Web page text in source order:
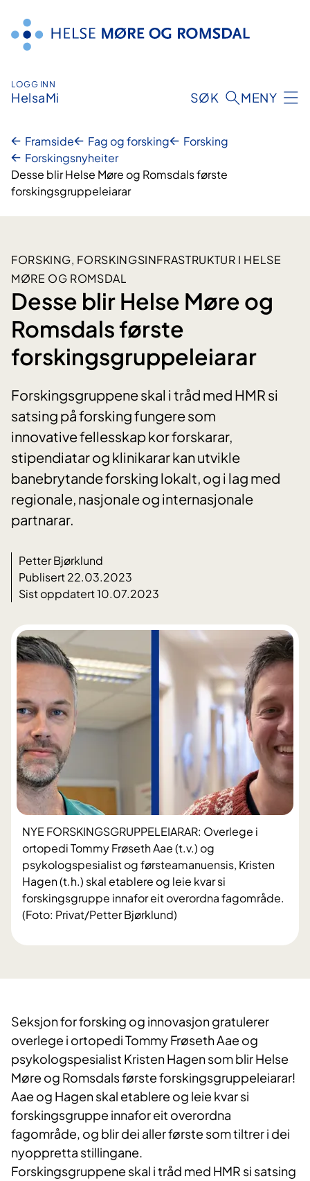
innhald
LOGG INN
HelsaMi SØK MENY
Framside Fag og forsking
Forsking
Forskingsnyheiter
Desse blir Helse Møre og Romsdals første
forskingsgruppeleiarar
FORSKING, FORSKINGSINFRASTRUKTUR I HELSE
MØRE OG ROMSDAL
Desse blir Helse Møre og
Romsdals første
forskingsgruppeleiarar
Forskingsgruppene skal i tråd med HMR si
satsing på forsking fungere som
innovative fellesskap kor forskarar,
stipendiatar og klinikarar kan utvikle
banebrytande forsking lokalt, og i lag med
regionale, nasjonale og internasjonale
partnarar.
Petter Bjørklund
Publisert 22.03.2023
Sist oppdatert 10.07.2023
NYE FORSKINGSGRUPPELEIARAR: Overlege i
ortopedi Tommy Frøseth Aae (t.v.) og
psykologspesialist og førsteamanuensis, Kristen
Hagen (t.h.) skal etablere og leie kvar si
forskingsgruppe innafor eit overordna fagområde.
(Foto: Privat/Petter Bjørklund)
Seksjon for forsking og innovasjon gratulerer
overlege i ortopedi Tommy Frøseth Aae og
psykologspesialist Kristen Hagen som blir Helse
Møre og Romsdals første forskingsgruppeleiarar!
Aae og Hagen skal etablere og leie kvar si
forskingsgruppe innafor eit overordna
fagområde, og blir dei aller første som tiltrer i dei
nyoppretta stillingane.
Forskingsgruppene skal i tråd med HMR si satsing